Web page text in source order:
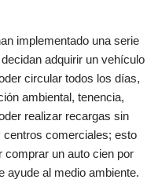
implementado una serie
adquirir un vehículo
circular todos los días,
ambiental, tenencia,
realizar recargas sin
comerciales; esto
comprar un auto cien por
ayude al medio ambiente.